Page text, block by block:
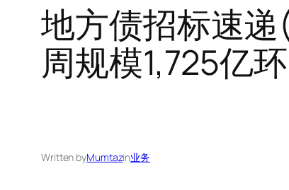
地方债招标速
周规模1,725亿
Written byMumtazin业务